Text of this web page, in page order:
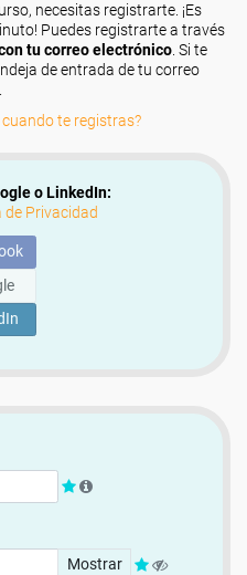
necesitas registrarte. ¡Es
Puedes registrarte a través
tu correo electrónico . Si te
de entrada de tu correo
te registras?
o LinkedIn:
de Privacidad
Mostrar